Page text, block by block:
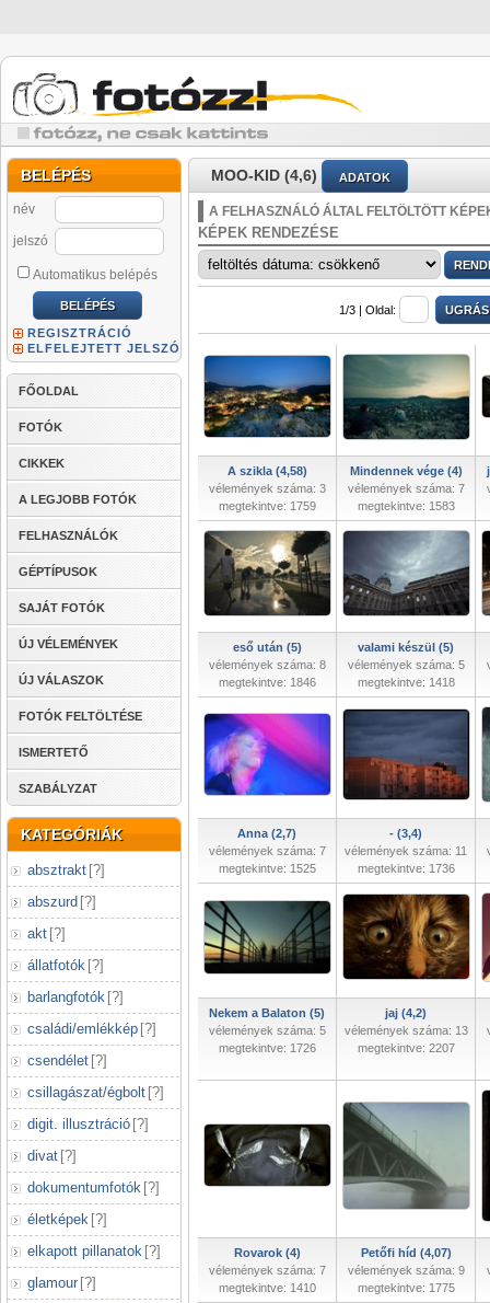
BELÉPÉS
név
jelszó
Automatikus belépés
REGISZTRÁCIÓ
ELFELEJTETT JELSZÓ
FŐOLDAL
FOTÓK
CIKKEK
A LEGJOBB FOTÓK
FELHASZNÁLÓK
GÉPTÍPUSOK
SAJÁT FOTÓK
ÚJ VÉLEMÉNYEK
ÚJ VÁLASZOK
FOTÓK FELTÖLTÉSE
ISMERTETŐ
SZABÁLYZAT
KATEGÓRIÁK
absztrakt [?]
abszurd [?]
akt [?]
állatfotók [?]
barlangfotók [?]
családi/emlékkép [?]
csendélet [?]
csillagászat/égbolt [?]
digit. illusztráció [?]
divat [?]
dokumentumfotók [?]
életképek [?]
elkapott pillanatok [?]
glamour [?]
MOO-KID (4,6) ADATOK
A FELHASZNÁLÓ ÁLTAL FELTÖLTÖTT
KÉPEK RENDEZÉSE
1/3 | Oldal:
A szikla (4,58)
vélemények száma: 3
megtekintve: 1759
Mindennek vége (4)
vélemények száma: 7
megtekintve: 1583
eső után (5)
vélemények száma: 8
megtekintve: 1846
valami készül (5)
vélemények száma: 5
megtekintve: 1418
Anna (2,7)
vélemények száma: 7
megtekintve: 1525
- (3,4)
vélemények száma: 11
megtekintve: 1736
Nekem a Balaton (5)
vélemények száma: 5
megtekintve: 1726
jaj (4,2)
vélemények száma: 13
megtekintve: 2207
Rovarok (4)
vélemények száma: 7
megtekintve: 1410
Petőfi híd (4,07)
vélemények száma: 9
megtekintve: 1775